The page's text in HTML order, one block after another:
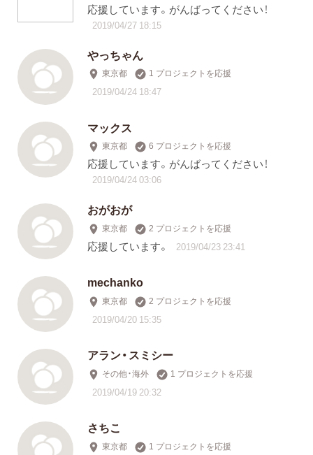
応援しています。がんばってください！
2019/04/27 18:15
やっちゃん
東京都 1 プロジェクトを応援
2019/04/24 18:47
マックス
東京都 6 プロジェクトを応援
応援しています。がんばってください！
2019/04/24 03:06
おがおが
東京都 2 プロジェクトを応援
応援しています。 2019/04/23 23:41
mechanko
東京都 2 プロジェクトを応援
2019/04/20 15:35
アラン・スミシー
その他・海外 1 プロジェクトを応援
2019/04/19 20:32
さちこ
東京都 1 プロジェクトを応援